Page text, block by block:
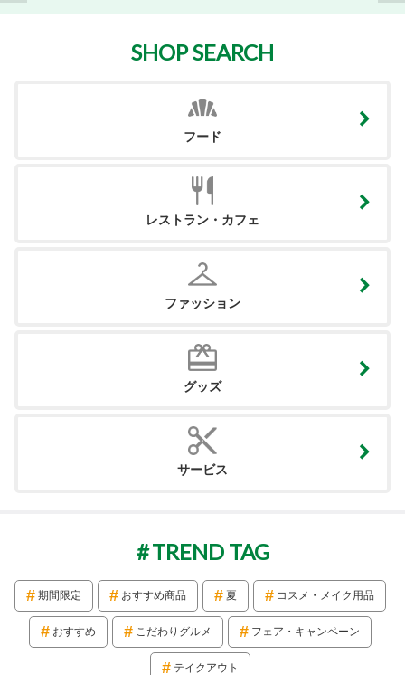
SHOP SEARCH
フード
レストラン・カフェ
ファッション
グッズ
サービス
TREND TAG
期間限定 おすすめ商品 夏 コスメ・メイク用品
おすすめ こだわりグルメ フェア・キャンペーン
テイクアウト